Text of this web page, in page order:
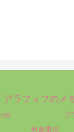
アラフィフのメ
せ
プ
免責事項